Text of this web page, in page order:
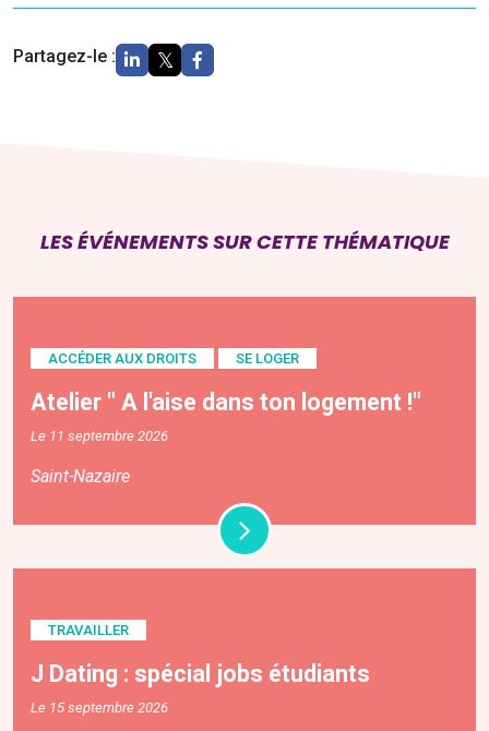
Partagez-le :
LES ÉVÉNEMENTS SUR CETTE THÉMATIQUE
ACCÉDER AUX DROITS SE LOGER
Atelier " A l'aise dans ton logement !"
Le 11 septembre 2026
Saint-Nazaire
TRAVAILLER
J Dating : spécial jobs étudiants
Le 15 septembre 2026